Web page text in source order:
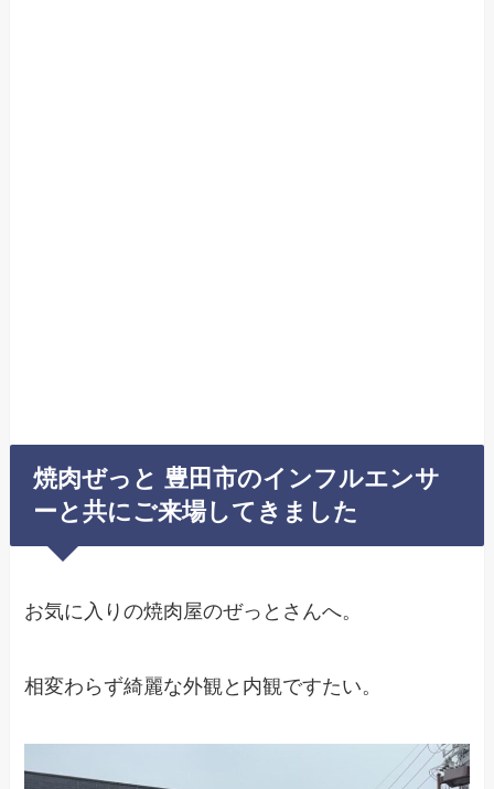
焼肉ぜっと 豊田市のインフルエンサ
ーと共にご来場してきました
お気に入りの焼肉屋のぜっとさんへ。
相変わらず綺麗な外観と内観ですたい。